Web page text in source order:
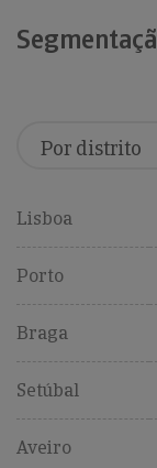
Lisboa
Porto
Braga
Setúbal
Aveiro